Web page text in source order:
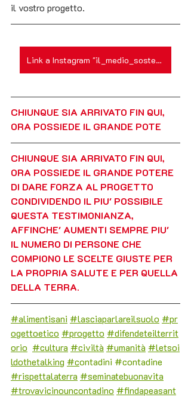
il vostro progetto.
Link a Instagram "il_medio_sostenibile"
CHIUNQUE SIA ARRIVATO FIN QUI,
ORA POSSIEDE IL GRANDE POTE
CHIUNQUE SIA ARRIVATO FIN QUI,
ORA POSSIEDE IL GRANDE POTERE
DI DARE FORZA AL PROGETTO
CONDIVIDENDO IL PIU' POSSIBILE
QUESTA TESTIMONIANZA,
AFFINCHE' AUMENTI SEMPRE PIU'
IL NUMERO DI PERSONE CHE
COMPIONO LE SCELTE GIUSTE PER
LA PROPRIA SALUTE E PER QUELLA
DELLA TERRA.
#alimentisani #lasciaparlareilsuolo #pr
ogettoetico #progetto #difendeteilterrit
orio #cultura #civiltà #umanità #letsoi
ldothetalking #contadini #contadine
#rispettalaterra #seminatebuonavita
#trovavicinouncontadino #findapeasant